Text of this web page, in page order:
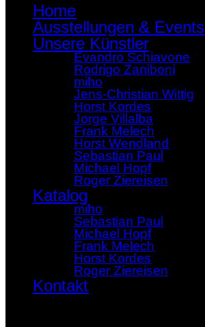
Home
Ausstellungen & Events
Unsere Künstler
Evandro Schiavone
Rodrigo Zaniboni
miho
Jens-Christian Wittig
Horst Kordes
Jorge Villalba
Frank Melech
Horst Wendland
Sebastian Paul
Michael Hopf
Roger Ziereisen
Katalog
miho
Sebastian Paul
Michael Hopf
Frank Melech
Horst Kordes
Roger Ziereisen
Kontakt